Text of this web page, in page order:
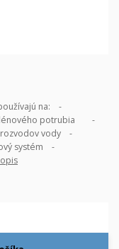
používajú na: -
potrubia -
rozvodov vody -
systém -